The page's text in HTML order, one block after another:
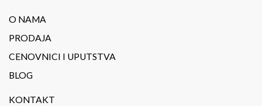
O NAMA
PRODAJA
CENOVNICI I UPUTSTVA
BLOG
KONTAKT